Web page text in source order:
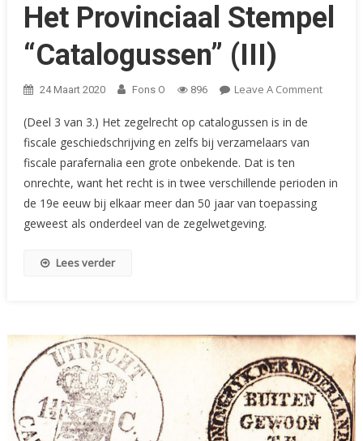
Het Provinciaal Stempel
“Catalogussen” (III)
24 Maart 2020 Fons O 896 Leave A CommentOn
(III)
(Deel 3 van 3.) Het zegelrecht op catalogussen is in de
fiscale geschiedschrijving en zelfs bij verzamelaars van
fiscale parafernalia een grote onbekende. Dat is ten
onrechte, want het recht is in twee verschillende perioden in
de 19e eeuw bij elkaar meer dan 50 jaar van toepassing
geweest als onderdeel van de zegelwetgeving.
Lees verder